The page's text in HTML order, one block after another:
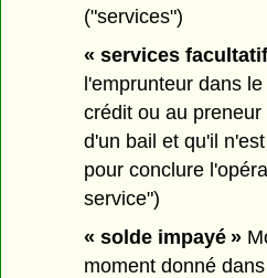
("services")
« services
l'emprunteur dans
crédit ou au
d'un bail et qu'il
pour conclure
service")
« solde impayé »
moment donné